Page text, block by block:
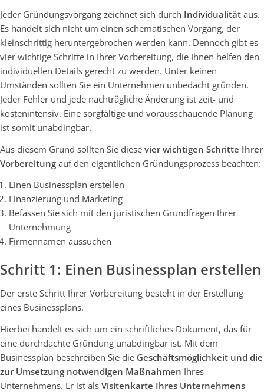
Jeder Gründungsvorgang zeichnet sich durch Individualität aus.
Es handelt sich nicht um einen schematischen Vorgang, der
kleinschrittig heruntergebrochen werden kann. Dennoch gibt es
vier wichtige Schritte in Ihrer Vorbereitung, die Ihnen helfen den
individuellen Details gerecht zu werden. Unter keinen
Umständen sollten Sie ein Unternehmen unbedacht gründen.
Jeder Fehler und jede nachträgliche Änderung ist zeit- und
kostenintensiv. Eine sorgfältige und vorausschauende Planung
ist somit unabdingbar.
Aus diesem Grund sollten Sie diese vier wichtigen Schritte Ihrer
Vorbereitung auf den eigentlichen Gründungsprozess beachten:
Einen Businessplan erstellen
Finanzierung und Marketing
Befassen Sie sich mit den juristischen Grundfragen Ihrer
Unternehmung
Firmennamen aussuchen
Schritt 1: Einen Businessplan erstellen
Der erste Schritt Ihrer Vorbereitung besteht in der Erstellung
eines Businessplans.
Hierbei handelt es sich um ein schriftliches Dokument, das für
eine durchdachte Gründung unabdingbar ist. Mit dem
Businessplan beschreiben Sie die Geschäftsmöglichkeit und die
zur Umsetzung notwendigen Maßnahmen Ihres
Unternehmens. Er ist als Visitenkarte Ihres Unternehmens